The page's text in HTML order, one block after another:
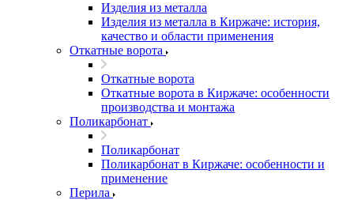
Изделия из металла
Изделия из металла в Киржаче: история,
качество и области применения
Откатные ворота
Откатные ворота
Откатные ворота в Киржаче: особенности
производства и монтажа
Поликарбонат
Поликарбонат
Поликарбонат в Киржаче: особенности и
применение
Перила